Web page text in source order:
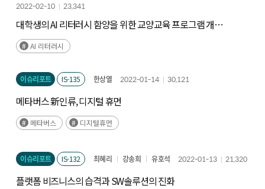
2022-02-10
23,341
대학생의 AI 리터러시 함양을 위한 교양교육 프로그램 개발
방안
AI 리터러시
이슈리포트 IS-135 한상열 2022-01-14 30,121
메타버스 新인류, 디지털 휴먼
메타버스 디지털휴먼
이슈리포트 IS-132 최혜리 강송희 유호석 2022-01-13 21,320
플랫폼 비즈니스의 습격과 SW솔루션의 진화